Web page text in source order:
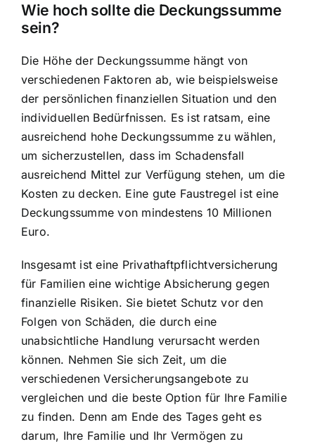
Wie hoch sollte die Deckungssumme
sein?
Die Höhe der Deckungssumme hängt von
verschiedenen Faktoren ab, wie beispielsweise
der persönlichen finanziellen Situation und den
individuellen Bedürfnissen. Es ist ratsam, eine
ausreichend hohe Deckungssumme zu wählen,
um sicherzustellen, dass im Schadensfall
ausreichend Mittel zur Verfügung stehen, um die
Kosten zu decken. Eine gute Faustregel ist eine
Deckungssumme von mindestens 10 Millionen
Euro.
Insgesamt ist eine Privathaftpflichtversicherung
für Familien eine wichtige Absicherung gegen
finanzielle Risiken. Sie bietet Schutz vor den
Folgen von Schäden, die durch eine
unabsichtliche Handlung verursacht werden
können. Nehmen Sie sich Zeit, um die
verschiedenen Versicherungsangebote zu
vergleichen und die beste Option für Ihre Familie
zu finden. Denn am Ende des Tages geht es
darum, Ihre Familie und Ihr Vermögen zu